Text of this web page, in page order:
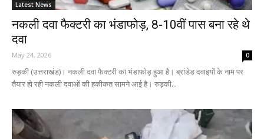
Latest News
नकली दवा फैक्टरी का भंडाफोड़, 8-10वीं पास बना रहे थे
दवा
May 24, 2026 0
रुड़की (उत्तराखंड)। नकली दवा फैक्टरी का भंडाफोड़ हुआ है। ब्रांडेड दवाइयों के नाम पर
तैयार हो रही नकली दवाओं की हकीकत सामने आई है। रुड़की...